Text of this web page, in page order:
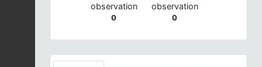
observation
0
observation
0